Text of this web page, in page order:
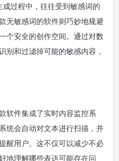
过程中，往往受到敏感词的
无敏感词的软件则巧妙地规避
个安全的创作空间。通过对数
别和过滤掉可能的敏感内容，
软件集成了实时内容监控系
统会自动对文本进行扫描，并
醒用户。这不仅可以减少不必
地理解哪些表达可能存在问